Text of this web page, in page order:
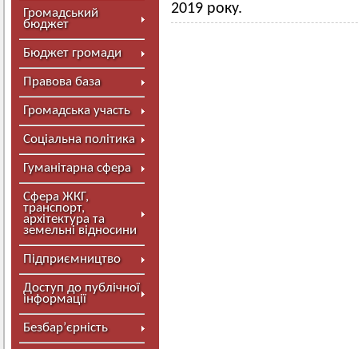
Громадський
бюджет
Бюджет громади
Правова база
Громадська участь
Соціальна політика
Гуманітарна сфера
Сфера ЖКГ,
транспорт,
архітектура та
земельні відносини
Підприємництво
Доступ до публічної
інформації
Безбар’єрність
2019 року.